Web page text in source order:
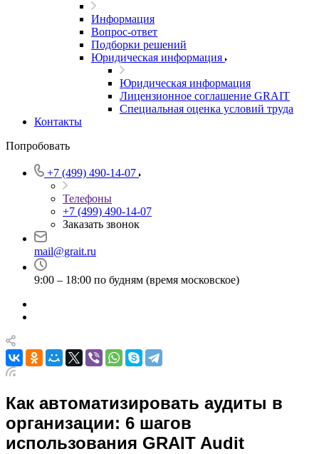
Информация
Вопрос-ответ
Подборки решений
Юридическая информация
Юридическая информация
Лицензионное соглашение GRAIT
Специальная оценка условий труда
Контакты
Попробовать
+7 (499) 490-14-07
Телефоны
+7 (499) 490-14-07
Заказать звонок
mail@grait.ru
9:00 – 18:00 по будням (время московское)
Как автоматизировать аудиты в
организации: 6 шагов
использования GRAIT Audit